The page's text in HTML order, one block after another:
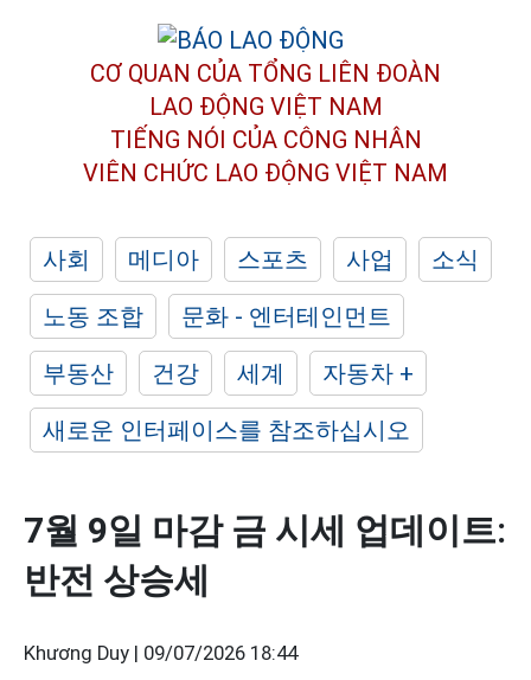
CƠ QUAN CỦA TỔNG LIÊN ĐOÀN
LAO ĐỘNG VIỆT NAM
TIẾNG NÓI CỦA CÔNG NHÂN
VIÊN CHỨC LAO ĐỘNG VIỆT NAM
사회 메디아 스포츠 사업
소식
노동 조합
문화 - 엔터테인먼트
부동산
건강 세계
자동차 +
새로운 인터페이스를 참조하십시오
7월 9일 마감 금 시세 업데이트:
반전 상승세
Khương Duy | 09/07/2026 18:44